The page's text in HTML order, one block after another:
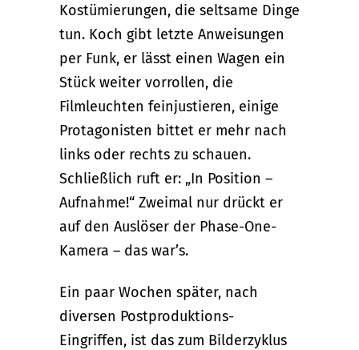
Kostümierungen, die seltsame Dinge
tun. Koch gibt letzte Anweisungen
per Funk, er lässt einen Wagen ein
Stück weiter vorrollen, die
Filmleuchten feinjustieren, einige
Protagonisten bittet er mehr nach
links oder rechts zu schauen.
Schließlich ruft er: „In Position –
Aufnahme!“ Zweimal nur drückt er
auf den Auslöser der Phase-One-
Kamera – das war’s.
Ein paar Wochen später, nach
diversen Postproduktions-
Eingriffen, ist das zum Bilderzyklus